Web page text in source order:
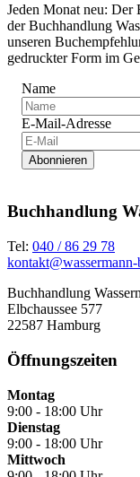
Jeden Monat neu: Der
der Buchhandlung
unseren
gedruckter Form im
Name
E-Mail-Adresse
Abonnieren
Buchhandlung
Tel: 040 / 86 29 78
kontakt@wassermann-
Buchhandlung
Elbchaussee 577
22587 Hamburg
Öffnungszeiten
Montag
9:00 - 18:00 Uhr
Dienstag
9:00 - 18:00 Uhr
Mittwoch